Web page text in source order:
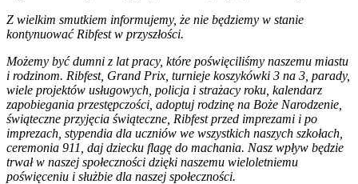
Z wielkim smutkiem informujemy, że nie będziemy w stanie
kontynuować Ribfest w przyszłości.
Możemy być dumni z lat pracy, które poświęciliśmy naszemu miastu
i rodzinom. Ribfest, Grand Prix, turnieje koszykówki 3 na 3, parady,
wiele projektów usługowych, policja i strażacy roku, kalendarz
zapobiegania przestępczości, adoptuj rodzinę na Boże Narodzenie,
świąteczne przyjęcia świąteczne, Ribfest przed imprezami i po
imprezach, stypendia dla uczniów we wszystkich naszych szkołach,
ceremonia 911, daj dziecku flagę do machania. Nasz wpływ będzie
trwał w naszej społeczności dzięki naszemu wieloletniemu
poświęceniu i służbie dla naszej społeczności.